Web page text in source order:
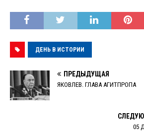
ДЕНЬ В ИСТОРИИ
ПРЕДЫДУЩАЯ
ЯКОВЛЕВ. ГЛАВА АГИТПРОПА
05